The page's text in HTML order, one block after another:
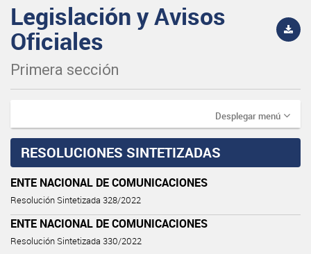
Legislación y Avisos
Oficiales
Primera sección
Desplegar menú
RESOLUCIONES SINTETIZADAS
ENTE NACIONAL DE COMUNICACIONES
Resolución Sintetizada 328/2022
ENTE NACIONAL DE COMUNICACIONES
Resolución Sintetizada 330/2022